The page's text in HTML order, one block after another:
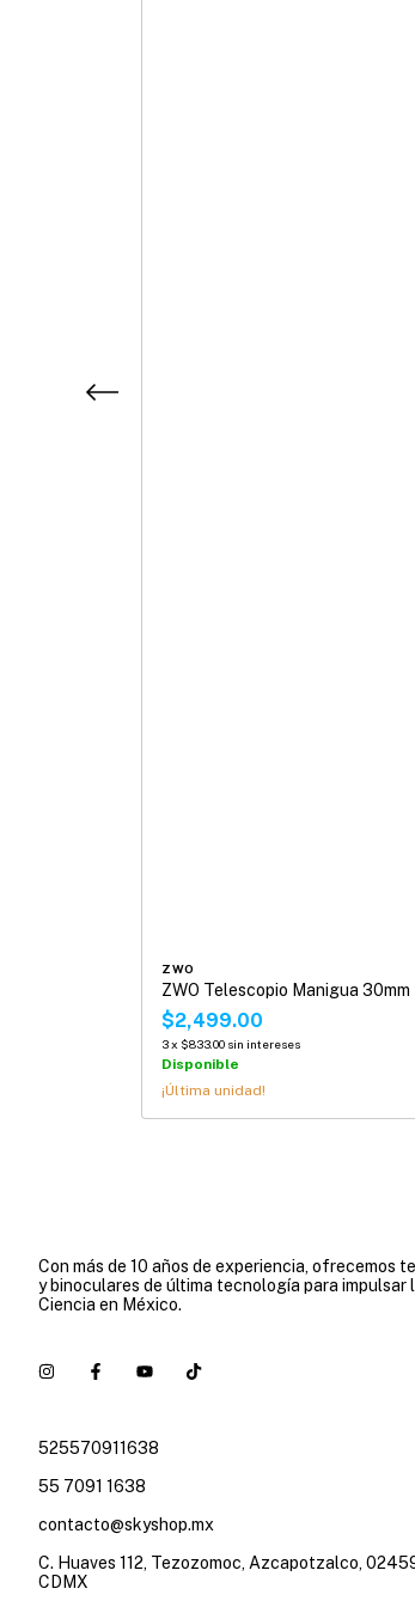
ZWO
ZWO Telescopio Manigua
$2,499.00
3x $833.00 sin intereses
Disponible
¡Última unidad!
Con más de 10 años de experiencia, ofrecemos
y binoculares de última tecnología para impulsar
Ciencia en México.
525570911638
55 7091 1638
contacto@skyshop.mx
C. Huaves 112, Tezozomoc, Azcapotzalco,
CDMX